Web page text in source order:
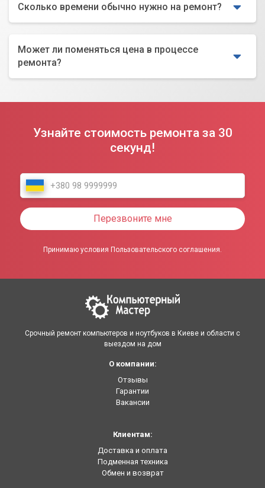
Сколько времени обычно нужно на ремонт?
Может ли поменяться цена в процессе
ремонта?
Узнайте стоимость ремонта за 30
секунд!
Перезвоните мне
Принимаю условия Пользовательского соглашения.
Срочный ремонт компьютеров и ноутбуков в Киеве и области с
выездом на дом
О компании:
Отзывы
Гарантии
Вакансии
Клиентам:
Доставка и оплата
Подменная техника
Обмен и возврат